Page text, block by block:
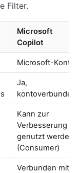
Filter.
Microsoft
Copilot
Microsoft-Konto
Ja,
kontoverbunden
Kann zur
Verbesserung
genutzt werden
(Consumer)
Verbunden mit